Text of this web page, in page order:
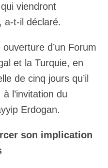
viendront
a-t-il déclaré.
d’un Forum
et la Turquie, en
de cinq jours qu’il
l’invitation du
Erdogan.
son implication